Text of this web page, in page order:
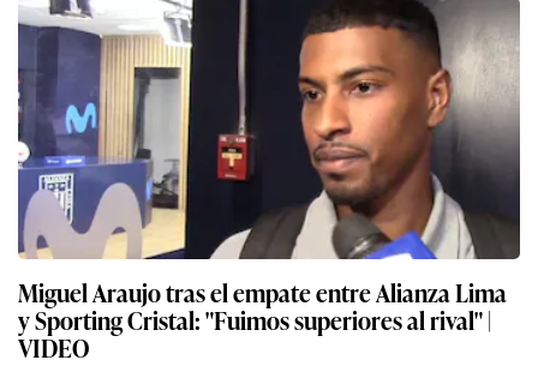
Miguel Araujo tras el empate entre Alianza Lima
y Sporting Cristal: "Fuimos superiores al rival" |
VIDEO